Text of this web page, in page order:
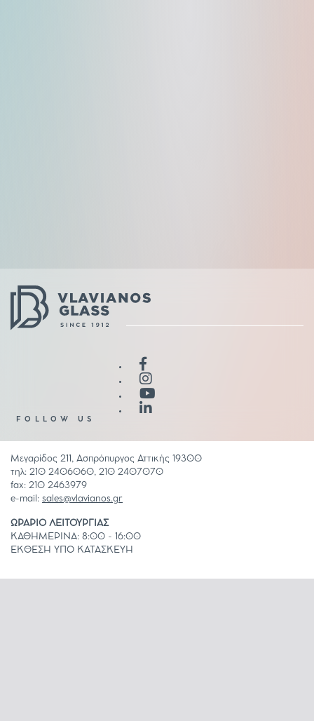
FOLLOW US
Μεγαρίδος 211, Ασπρόπυργος Αττικής 19300
τηλ: 210 2406060, 210 2407070
fax: 210 2463979
e-mail: sales@vlavianos.gr
ΩΡΑΡΙΟ ΛΕΙΤΟΥΡΓΙΑΣ
ΚΑΘΗΜΕΡΙΝΑ: 8:00 - 16:00
ΕΚΘΕΣΗ ΥΠΟ ΚΑΤΑΣΚΕΥΗ